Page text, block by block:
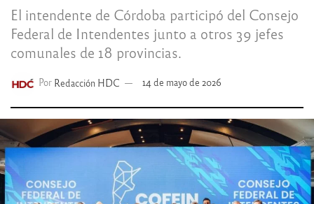
El intendente de Córdoba participó del Consejo
Federal de Intendentes junto a otros 39 jefes
comunales de 18 provincias.
Por Redacción HDC 14 de mayo de 2026